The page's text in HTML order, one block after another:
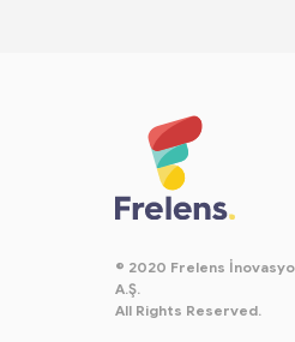
© 2020 Frelens
A.Ş.
All Rights Reserved.